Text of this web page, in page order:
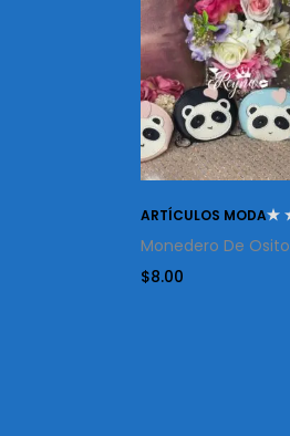
ARTÍCULOS MODA
Monedero De Osito
$8.00